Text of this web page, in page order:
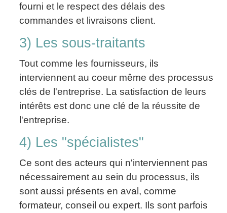
fourni et le respect des délais des
commandes et livraisons client.
3) Les sous-traitants
Tout comme les fournisseurs, ils
interviennent au coeur même des processus
clés de l'entreprise. La satisfaction de leurs
intérêts est donc une clé de la réussite de
l'entreprise.
4) Les "spécialistes"
Ce sont des acteurs qui n'interviennent pas
nécessairement au sein du processus, ils
sont aussi présents en aval, comme
formateur, conseil ou expert. Ils sont parfois